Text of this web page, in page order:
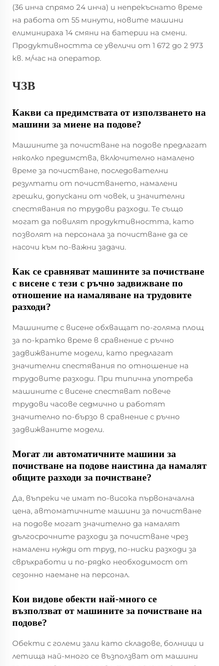
(36 инча спрямо 24 инча) и непрекъснато време
на работа от 55 минути, новите машини
елиминираха 14 смяни на батерии на смени.
Продуктивността се увеличи от 1 672 до 2 973
кв. м/час на оператор.
ЧЗВ
Какви са предимствата от използването на
машини за миене на подове?
Машините за почистване на подове предлагат
няколко предимства, включително намалено
време за почистване, последователни
резултати от почистването, намалени
грешки, допускани от човек, и значителни
спестявания по трудови разходи. Те също
могат да повилят продуктивността, като
позволят на персонала за почистване да се
насочи към по-важни задачи.
Как се сравняват машините за почистване
с висене с тези с ръчно задвижване по
отношение на намаляване на трудовите
разходи?
Машините с висене обхващат по-голяма площ
за по-кратко време в сравнение с ръчно
задвижваните модели, като предлагат
значителни спестявания по отношение на
трудовите разходи. При типична употреба
машините с висене спестяват повече
трудови часове седмично и работят
значително по-бързо в сравнение с ръчно
задвижваните модели.
Могат ли автоматичните машини за
почистване на подове наистина да намалят
общите разходи за почистване?
Да, въпреки че имат по-висока първоначална
цена, автоматичните машини за почистване
на подове могат значително да намалят
дългосрочните разходи за почистване чрез
намалени нужди от труд, по-ниски разходи за
свръхработи и по-рядко необходимост от
сезонно наемане на персонал.
Кои видове обекти най-много се
възползват от машините за почистване на
подове?
Обекти с големи зали като складове, болници и
летища най-много се възползват от машини